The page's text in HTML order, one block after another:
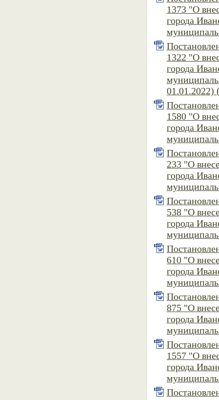
1373 "О
города
1322 "О
города
01.01.2022)
1580 "О
города
233 "О
города
538 "О
города
610 "О
города
875 "О
города
1557 "О
города